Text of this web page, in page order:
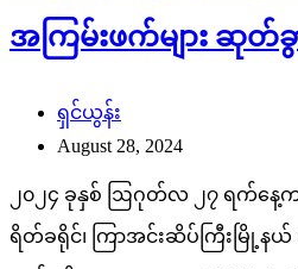
အကြမ်းဖက်များ ဆုတ်
ရှင်ယွန်း
August 28, 2024
၂၀၂၄ ခုနှစ် ဩဂုတ်လ ၂၇ ရက်နေ့
ရိတ်ခရိုင်၊ ကြာအင်းဆိပ်ကြီးမြို့နယ်